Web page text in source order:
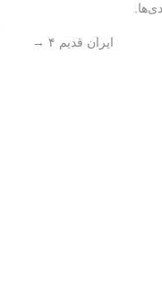
ایران قدیم ۴ →